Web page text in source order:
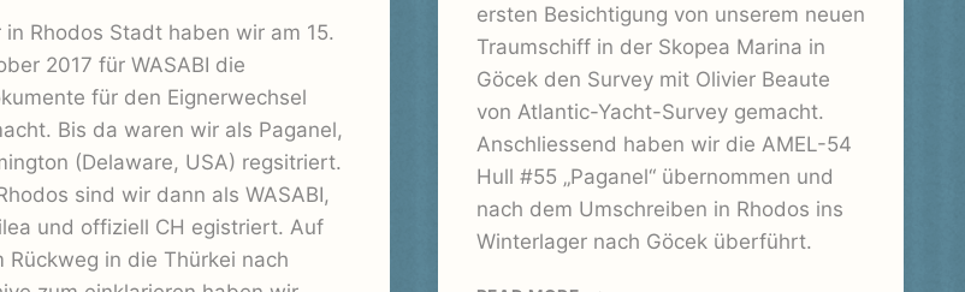
in Rhodos Stadt haben wir am 15.
2017 für WASABI die
für den Eignerwechsel
Bis da waren wir als Paganel,
(Delaware, USA) regsitriert.
sind wir dann als WASABI,
und offiziell CH egistriert. Auf
Rückweg in die Thürkei nach
ersten Besichtigung von unserem neuen
Traumschiff in der Skopea Marina in
Göcek den Survey mit Olivier Beaute
von Atlantic-Yacht-Survey gemacht.
Anschliessend haben wir die AMEL-54
Hull #55 „Paganel“ übernommen und
nach dem Umschreiben in Rhodos ins
Winterlager nach Göcek überführt.